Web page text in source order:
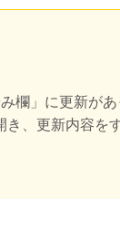
欄」に更新が
、更新内容を